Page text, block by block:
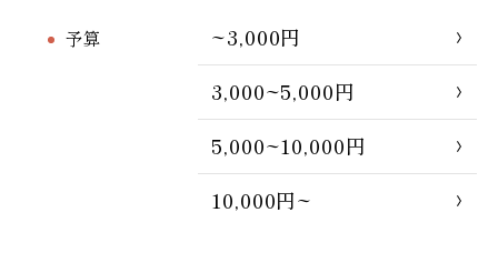
予算
~3,000円
3,000~5,000円
5,000~10,000円
10,000円~